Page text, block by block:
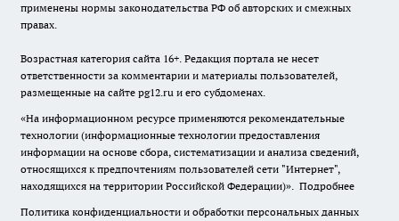
применены нормы законодательства РФ об авторских и смежных
правах.
Возрастная категория сайта 16+. Редакция портала не несет
ответственности за комментарии и материалы пользователей,
размещенные на сайте pg12.ru и его субдоменах.
«На информационном ресурсе применяются рекомендательные
технологии (информационные технологии предоставления
информации на основе сбора, систематизации и анализа сведений,
относящихся к предпочтениям пользователей сети "Интернет",
находящихся на территории Российской Федерации)». Подробнее
Политика конфиденциальности и обработки персональных данных